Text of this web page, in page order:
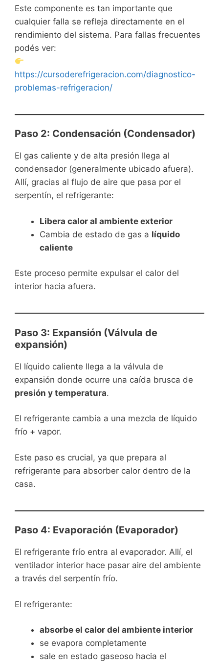
Este componente es tan importante que
cualquier falla se refleja directamente en el
rendimiento del sistema. Para fallas frecuentes
podés ver:
https://cursoderefrigeracion.com/diagnostico-
problemas-refrigeracion/
Paso 2: Condensación (Condensador)
El gas caliente y de alta presión llega al
condensador (generalmente ubicado afuera).
Allí, gracias al flujo de aire que pasa por el
serpentín, el refrigerante:
Libera calor al ambiente exterior
Cambia de estado de gas a líquido
caliente
Este proceso permite expulsar el calor del
interior hacia afuera.
Paso 3: Expansión (Válvula de
expansión)
El líquido caliente llega a la válvula de
expansión donde ocurre una caída brusca de
presión y temperatura.
El refrigerante cambia a una mezcla de líquido
frío + vapor.
Este paso es crucial, ya que prepara al
refrigerante para absorber calor dentro de la
casa.
Paso 4: Evaporación (Evaporador)
El refrigerante frío entra al evaporador. Allí, el
ventilador interior hace pasar aire del ambiente
a través del serpentín frío.
El refrigerante:
absorbe el calor del ambiente interior
se evapora completamente
sale en estado gaseoso hacia el